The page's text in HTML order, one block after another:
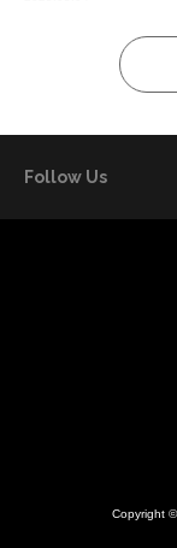
Follow Us
Copyright